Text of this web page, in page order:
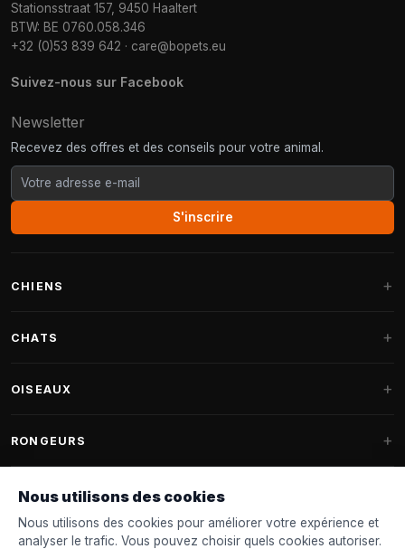
Stationsstraat 157, 9450 Haaltert
BTW: BE 0760.058.346
+32 (0)53 839 642 · care@bopets.eu
Suivez-nous sur Facebook
Newsletter
Recevez des offres et des conseils pour votre animal.
S'inscrire
CHIENS
Paniers Fantail
Jouets pour chiens
Colliers & laisses
CHATS
Arbres à chat Maine Coon
OISEAUX
Nourriture oiseaux d'intérieur
Mangeoires
Nichoirs
RONGEURS
Nourriture pour rongeurs
Nous utilisons des cookies
Nous utilisons des cookies pour améliorer votre expérience et
analyser le trafic. Vous pouvez choisir quels cookies autoriser.